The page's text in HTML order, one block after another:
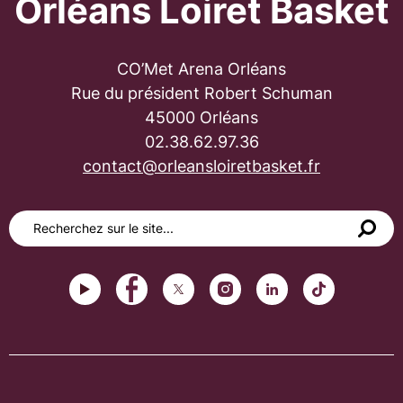
Orléans Loiret Basket
CO’Met Arena Orléans
Rue du président Robert Schuman
45000 Orléans
02.38.62.97.36
contact@orleansloiretbasket.fr